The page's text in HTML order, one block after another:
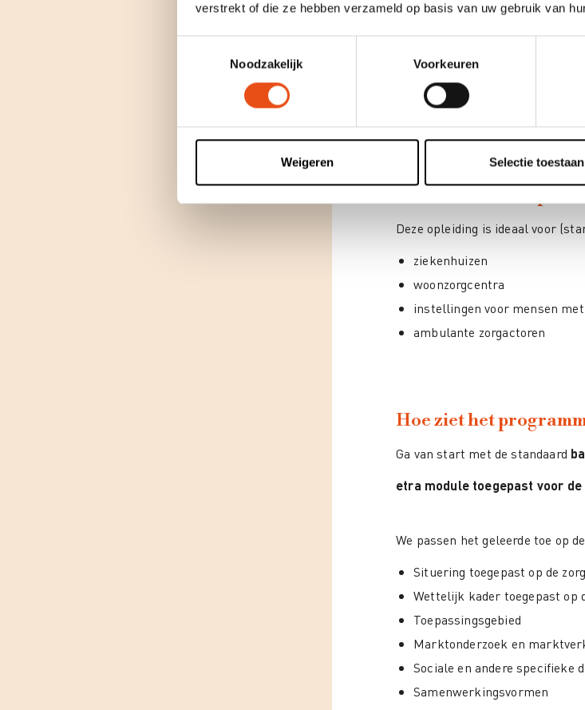
verstrekt of die ze hebben verzameld op basis van uw gebruik van
Noodzakelijk
Voorkeuren
Weigeren Selectie toestaan
Valkuilen en
risico's voor jouw organisatie.
In een notendop: krijg
Deze opleiding is ideaal voor
ziekenhuizen
woonzorgcentra
instellingen voor mensen
ambulante zorgactoren
Hoe ziet het
Ga van start met de standaard
etra module toegepast voor
We passen het geleerde toe op
Situering toegepast op de zorg
Wettelijk kader toegepast op
Toepassingsgebied
Marktonderzoek en
Sociale en andere specifieke
Samenwerkingsvormen